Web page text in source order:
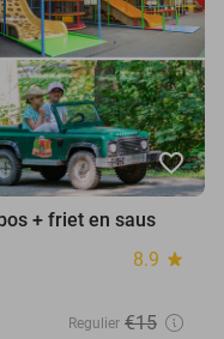
favorite_border
+ friet en saus
8.9 star
Regulier €15